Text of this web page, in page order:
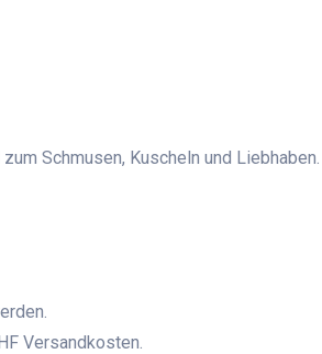
Schmusen, Kuscheln und Liebhaben.
Versandkosten.